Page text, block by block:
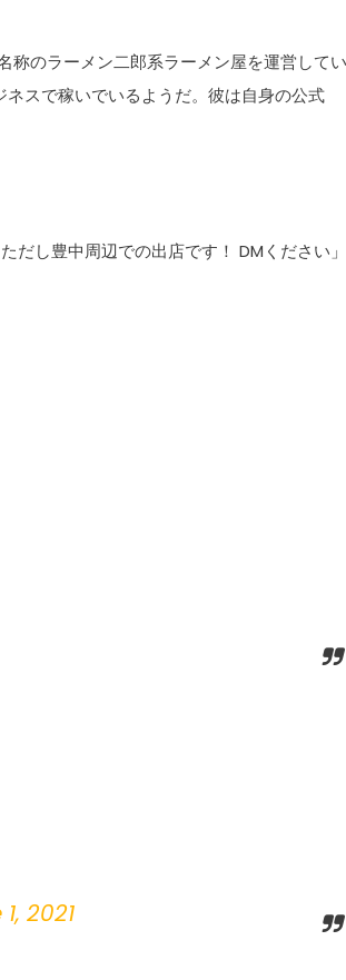
称のラーメン二郎系ラーメン屋を運営して
スで稼いでいるようだ。彼は自身の公式
だし豊中周辺での出店です！ DMください」
2021